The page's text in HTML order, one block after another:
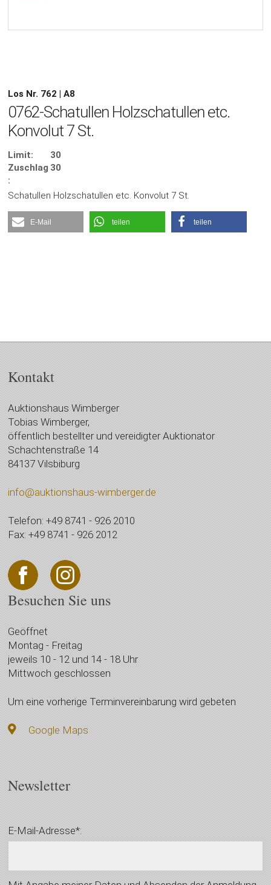
Los Nr. 762 | A8
0762-Schatullen Holzschatullen etc.
Konvolut 7 St.
Limit:
30
Zuschlag
:
30
Schatullen Holzschatullen etc. Konvolut 7 St.
E-Mail teilen teilen
Kontakt
Auktionshaus Wimberger
Tobias Wimberger,
öffentlich bestellter und vereidigter Auktionator
Schachtenstraße 14
84137 Vilsbiburg
info@auktionshaus-wimberger.de
Telefon: +49 8741 - 926 2010
Fax: +49 8741 - 926 2012
Besuchen Sie uns
Geöffnet
Montag - Freitag
jeweils 10 - 12 und 14 - 18 Uhr
Mittwoch geschlossen
Um eine vorherige Terminvereinbarung wird gebeten
Google Maps
Newsletter
E-Mail-Adresse*: